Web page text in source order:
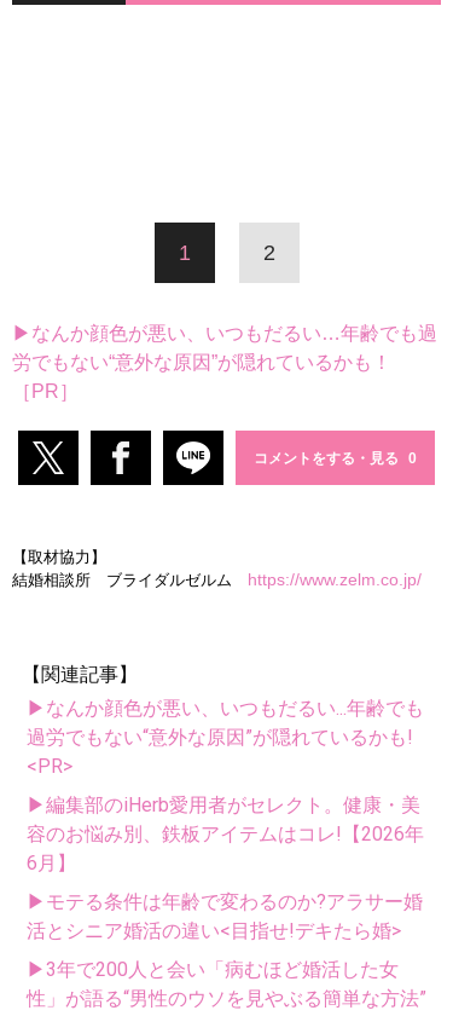
1 2
▶なんか顔色が悪い、いつもだるい…年齢でも過
労でもない“意外な原因”が隠れているかも！
［PR］
コメントをする・見る
【取材協力】
結婚相談所 ブライダルゼルム https://www.zelm.co.jp/
【関連記事】
▶なんか顔色が悪い、いつもだるい...年齢でも
過労でもない“意外な原因”が隠れているかも!
<PR>
▶編集部のiHerb愛用者がセレクト。健康・美
容のお悩み別、鉄板アイテムはコレ!【2026年
6月】
▶モテる条件は年齢で変わるのか?アラサー婚
活とシニア婚活の違い<目指せ!デキたら婚>
▶3年で200人と会い「病むほど婚活した女
性」が語る“男性のウソを見やぶる簡単な方法”